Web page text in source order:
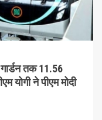
तक 11.56
योगी ने पीएम मोदी